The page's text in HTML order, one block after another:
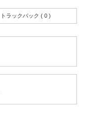
トラックバック ( 0 )